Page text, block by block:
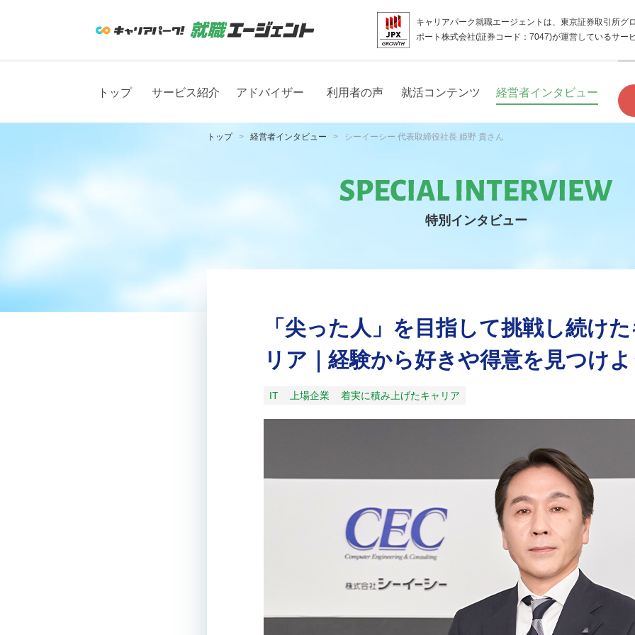
キャリアパーク就職エージェントは、東京証券取引所グ
ポート株式会社(証券コード：7047)が運営しているサー
トップ サービス紹介 アドバイザー 利用者の声 就活コンテンツ 経営者インタビュー
トップ 経営者インタビュー シーイーシー 代表取締役社長 姫野 貴さん
特別インタビュー
「尖った人」を目指して挑戦し続け
リア｜経験から好きや得意を見つけ
IT 上場企業 着実に積み上げたキャリア